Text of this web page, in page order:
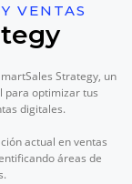
VENTAS
Strategy, un
para optimizar tus
digitales.
actual en ventas
áreas de